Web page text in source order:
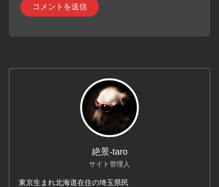
絶景-taro
サイト管理人
東京生まれ北海道在住の埼玉県民